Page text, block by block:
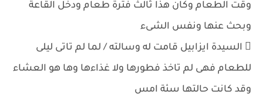
وقت الطعام وكان هذا ثالث فترة طعام ودخل القاعة
وبحث عنها ونفس الشىء
 السيدة ايزابيل قامت له وسالته / لما لم تاتى ليلى
للطعام فهى لم تاخذ فطورها ولا غذاءها وها هو العشاء
وقد كانت حالتها سئة امس